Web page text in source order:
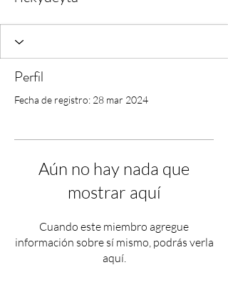
Perfil
Fecha de registro: 28 mar 2024
Aún no hay nada que
mostrar aquí
Cuando este miembro agregue
información sobre sí mismo, podrás verla
aquí.